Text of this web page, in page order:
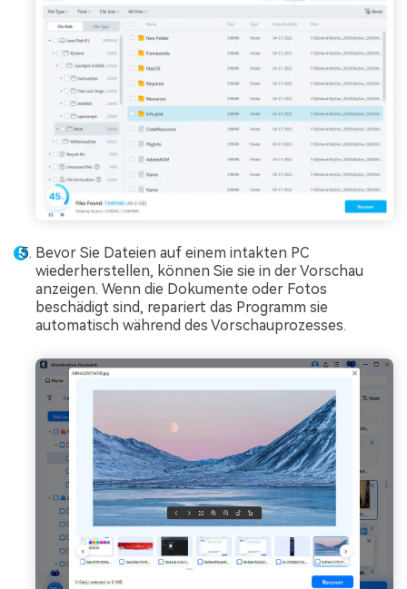
Bevor Sie Dateien auf einem intakten PC
wiederherstellen, können Sie sie in der Vorschau
anzeigen. Wenn die Dokumente oder Fotos
beschädigt sind, repariert das Programm sie
automatisch während des Vorschauprozesses.